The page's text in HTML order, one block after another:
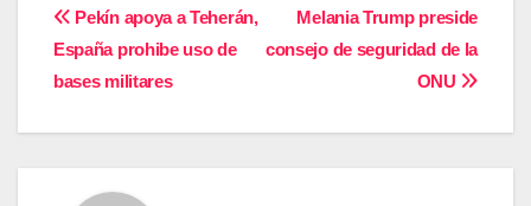
Navegación
de
entradas
Melania Trump preside
consejo de seguridad de la
ONU
Pekín apoya a Teherán,
España prohibe uso de
bases militares